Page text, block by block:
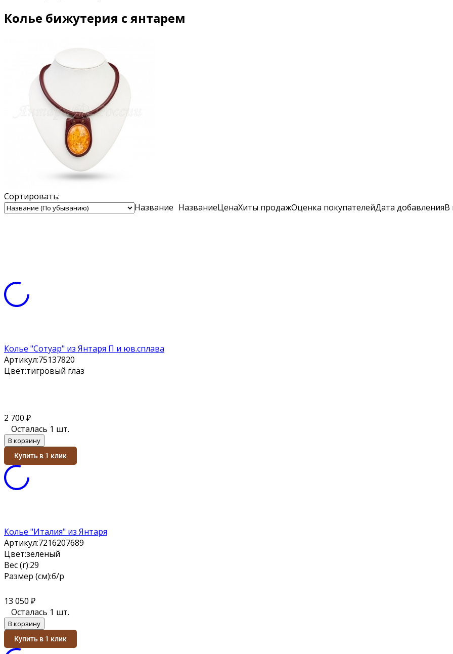
Колье бижутерия с янтарем
Сортировать:
Название НазваниеЦенаХиты продажОценка покупателейДата добавленияВ
Колье "Сотуар" из Янтаря П и юв.сплава
Артикул:75137820
Цвет:тигровый глаз
2 700 ₽
Осталась 1 шт.
В корзину
Купить в 1 клик
Колье "Италия" из Янтаря
Артикул:7216207689
Цвет:зеленый
Вес (г):29
Размер (см):б/р
13 050 ₽
Осталась 1 шт.
В корзину
Купить в 1 клик